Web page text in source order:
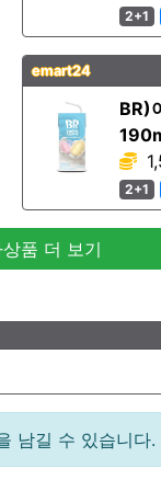
2+1
emart24
BR)
2+1
품 더 보기
남길 수 있습니다.